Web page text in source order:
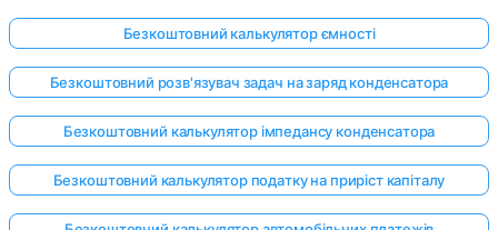
Безкоштовний калькулятор ємності
Безкоштовний розв'язувач задач на заряд конденсатора
Безкоштовний калькулятор імпедансу конденсатора
Безкоштовний калькулятор податку на приріст капіталу